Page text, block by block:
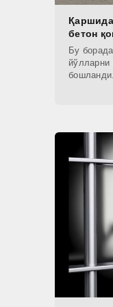
бетон
Бу
йўлларни
бошланди.